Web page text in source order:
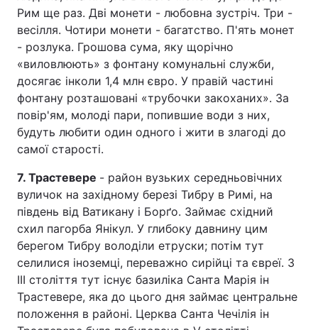
Рим ще раз. Дві монети - любовна зустріч. Три -
весілля. Чотири монети - багатство. П'ять монет
- розлука. Грошова сума, яку щорічно
«виловлюють» з фонтану комунальні служби,
досягає інколи 1,4 млн євро. У правій частині
фонтану розташовані «трубочки закоханих». За
повір'ям, молоді пари, попившие води з них,
будуть любити один одного і жити в злагоді до
самої старості.
7. Трастевере - район вузьких середньовічних
вуличок на західному березі Тибру в Римі, на
південь від Ватикану і Борґо. Займає східний
схил пагорба Янікул. У глибоку давнину цим
берегом Тибру володіли етруски; потім тут
селилися іноземці, переважно сирійці та євреї. З
III століття тут існує базиліка Санта Марія ін
Трастевере, яка до цього дня займає центральне
положення в районі. Церква Санта Чечілія ін